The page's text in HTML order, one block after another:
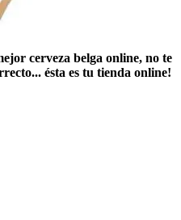
cerveza belga online​, no te
ésta es tu tienda online!